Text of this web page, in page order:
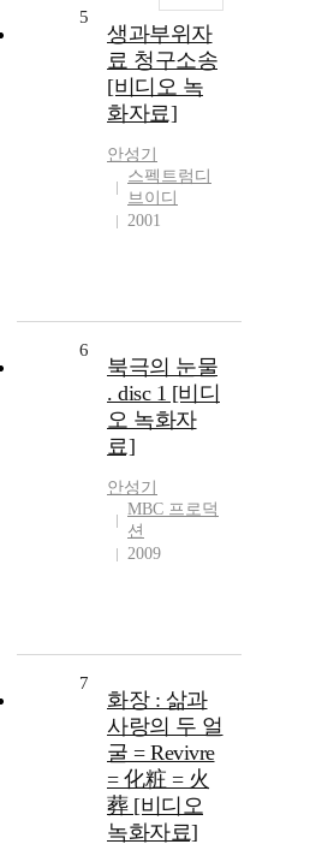
5
생과부위자
료 청구소송
[비디오 녹
화자료]
안성기
스펙트럼디
브이디
2001
6
북극의 눈물
. disc 1 [비디
오 녹화자
료]
안성기
MBC 프로덕
션
2009
7
화장 : 삶과
사랑의 두 얼
굴 = Revivre
= 化粧 = 火
葬 [비디오
녹화자료]